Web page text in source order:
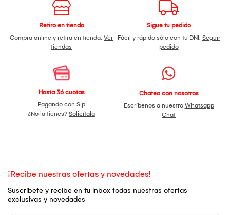
Retiro en tienda
Compra online y retira en tienda. Ver
tiendas
Sigue tu pedido
Fácil y rápido sólo con tu DNI. Seguir
pedido
Hasta 36 cuotas
Pagando con Sip
¿No la tienes? Solicítala
Chatea con nosotros
Escríbenos a nuestro Whatsapp
Chat
¡Recibe nuestras ofertas y novedades!
Suscríbete y recibe en tu inbox todas nuestras ofertas
exclusivas y novedades